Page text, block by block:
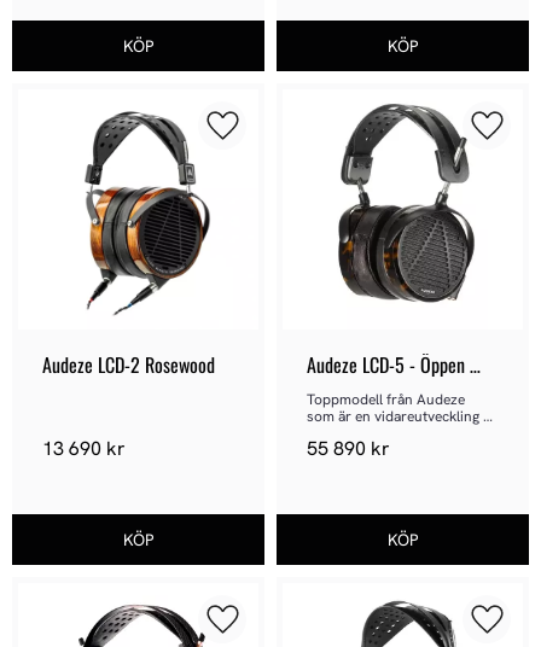
Audeze LCD-2 Rosewood
13 690 kr
Lägg till i favoriter
Audeze LCD-5 - Öppen
hörlur
Toppmodell från Audeze
som är en vidareutveckling
55 890 kr
Lägg
Lägg till i favoriter Lägg